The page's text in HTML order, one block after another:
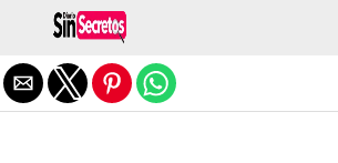
Salir de la versión móvil